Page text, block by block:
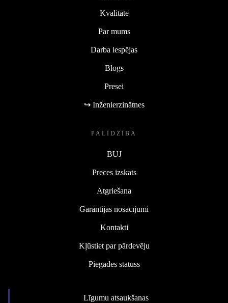
Kvalitāte
Par mums
Darba iespējas
Blogs
Presei
↪ Inženierzinātnes
PALĪDZĪBA
BUJ
Preces izskats
Atgriešana
Garantijas nosacījumi
Kontakti
Kļūstiet par pārdevēju
Piegādes statuss
Līgumu atsaukšanas